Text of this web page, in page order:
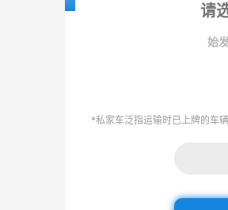
始
*私家车泛指运输时已上牌的车